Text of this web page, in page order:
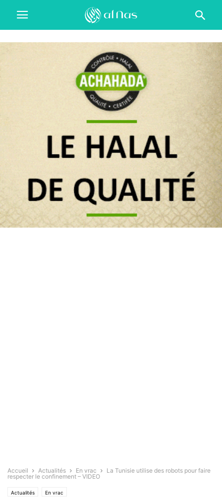
Accueil Actualités En vrac
La Tunisie utilise des robots pour faire
respecter le confinement – VIDEO
Actualités En vrac